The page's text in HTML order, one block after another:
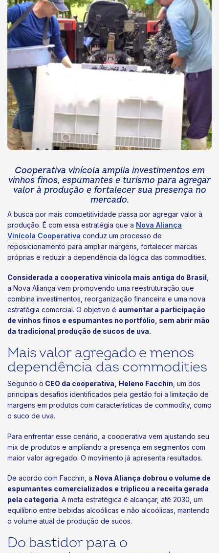
Cooperativa vinícola amplia investimentos em
vinhos finos, espumantes e turismo para agregar
valor à produção e fortalecer sua presença no
mercado.
A busca por mais competitividade passa por agregar valor à
produção. É com essa estratégia que a Nova Aliança
Vinícola Cooperativa conduz um processo de
reposicionamento para ampliar margens, fortalecer marcas
próprias e reduzir a dependência da lógica das commodities.
Considerada a cooperativa vinícola mais antiga do Brasil
a Nova Aliança vem promovendo uma reestruturação que
combina investimentos, reorganização financeira e uma nova
estratégia comercial. O objetivo é aumentar a participação
de vinhos finos e espumantes no portfólio, sem abrir mão
da tradicional produção de sucos de uva.
Mais valor agregado e menos
dependência das commodities
Segundo o CEO da cooperativa, Heleno Facchin , um dos
principais desafios identificados pela gestão foi a limitação de
margens em produtos com características de commodity, como
o suco de uva.
Para enfrentar esse cenário, a cooperativa vem ajustando seu
mix de produtos e ampliando a presença em segmentos com
maior valor agregado. O movimento já apresenta resultados.
De acordo com Facchin, a Nova Aliança dobrou o volume de
espumantes comercializados e triplicou a receita gerada
pela categoria. A meta estratégica é alcançar, até 2030, um
equilíbrio entre bebidas alcoólicas e não alcoólicas, mantendo
o volume atual de produção de sucos.
Do bastidor para o